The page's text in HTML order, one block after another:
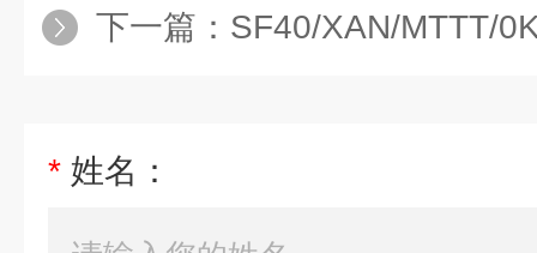
下一篇： SF40/XAN/MTTT/
* 姓名：